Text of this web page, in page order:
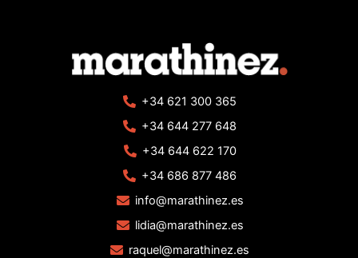
+34 621 300 365
+34 644 277 648
+34 644 622 170
+34 686 877 486
info@marathinez.es
lidia@marathinez.es
raquel@marathinez.es